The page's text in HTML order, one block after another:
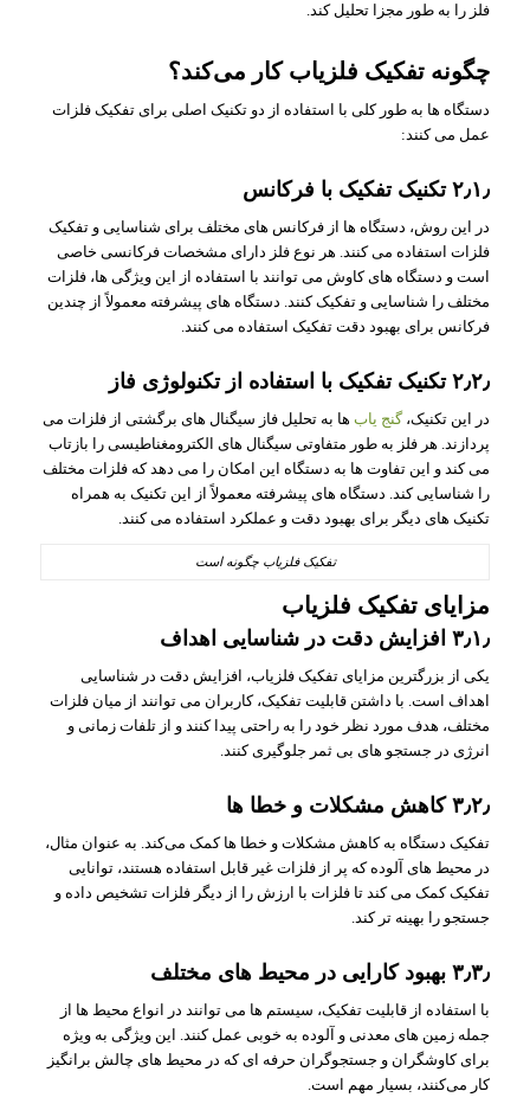
فلز را به طور مجزا تحلیل کند.
چگونه تفکیک فلزیاب کار می‌کند؟
دستگاه ها به طور کلی با استفاده از دو تکنیک اصلی برای تفکیک فلزات
عمل می‌ کنند:
۲٫۱٫ تکنیک تفکیک با فرکانس
در این روش، دستگاه ها از فرکانس‌ های مختلف برای شناسایی و تفکیک
فلزات استفاده می‌ کنند. هر نوع فلز دارای مشخصات فرکانسی خاصی
است و دستگاه‌ های کاوش می‌ توانند با استفاده از این ویژگی‌ ها، فلزات
مختلف را شناسایی و تفکیک کنند. دستگاه‌ های پیشرفته معمولاً از چندین
فرکانس برای بهبود دقت تفکیک استفاده می‌ کنند.
۲٫۲٫ تکنیک تفکیک با استفاده از تکنولوژی فاز
در این تکنیک،گنج یابها به تحلیل فاز سیگنال‌ های برگشتی از فلزات می‌
پردازند. هر فلز به طور متفاوتی سیگنال‌ های الکترومغناطیسی را بازتاب
می‌ کند و این تفاوت‌ ها به دستگاه این امکان را می‌ دهد که فلزات مختلف
را شناسایی کند. دستگاه‌ های پیشرفته معمولاً از این تکنیک به همراه
تکنیک‌ های دیگر برای بهبود دقت و عملکرد استفاده می‌ کنند.
تفکیک فلزیاب چگونه است
مزایای تفکیک فلزیاب
۳٫۱٫ افزایش دقت در شناسایی اهداف
یکی از بزرگترین مزایای تفکیک فلزیاب، افزایش دقت در شناسایی
اهداف است. با داشتن قابلیت تفکیک، کاربران می‌ توانند از میان فلزات
مختلف، هدف مورد نظر خود را به راحتی پیدا کنند و از تلفات زمانی و
انرژی در جستجو های بی‌ ثمر جلوگیری کنند.
۳٫۲٫ کاهش مشکلات و خطا ها
تفکیک دستگاه به کاهش مشکلات و خطا ها کمک می‌کند. به عنوان مثال،
در محیط‌ های آلوده که پر از فلزات غیر قابل استفاده هستند، توانایی
تفکیک کمک می‌ کند تا فلزات با ارزش را از دیگر فلزات تشخیص داده و
جستجو را بهینه‌ تر کند.
۳٫۳٫ بهبود کارایی در محیط‌ های مختلف
با استفاده از قابلیت تفکیک، سیستم ها می‌ توانند در انواع محیط‌ ها از
جمله زمین‌ های معدنی و آلوده به خوبی عمل کنند. این ویژگی به ویژه
برای کاوشگران و جستجوگران حرفه‌ ای که در محیط‌ های چالش‌ برانگیز
کار می‌کنند، بسیار مهم است.